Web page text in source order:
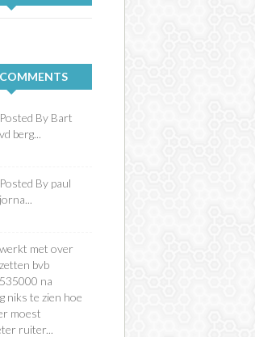
Posted By Bart
vd berg...
Posted By paul
jorna...
werkt met over
zetten bvb
535000 na
niks te zien hoe
moest
ruiter...